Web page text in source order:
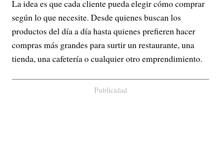
La idea es que cada cliente pueda elegir cómo comprar
según lo que necesite. Desde quienes buscan los
productos del día a día hasta quienes prefieren hacer
compras más grandes para surtir un restaurante, una
tienda, una cafetería o cualquier otro emprendimiento.
Publicidad